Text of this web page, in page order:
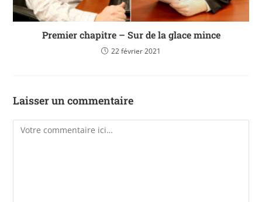
Premier chapitre – Sur de la glace mince
22 février 2021
Laisser un commentaire